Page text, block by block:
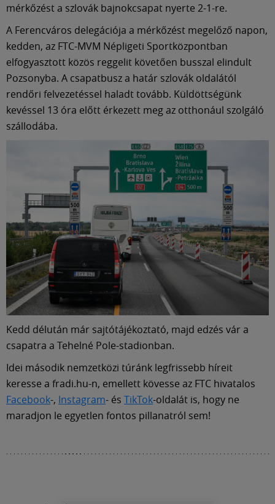
mérkőzést a szlovák bajnokcsapat nyerte 2-1-re.
A Ferencváros delegációja a mérkőzést megelőző napon,
kedden, az FTC-MVM Népligeti Sportközpontban
elfogyasztott közös reggelit követően busszal elindult
Pozsonyba. A csapatbusz a határ szlovák oldalától
rendőri felvezetéssel haladt tovább. Küldöttségünk
kevéssel 13 óra előtt érkezett meg az otthonául szolgáló
szállodába.
Kedd délután már sajtótájékoztató, majd edzés vár a
csapatra a Tehelné Pole-stadionban.
Idei második nemzetközi túránk legfrissebb híreit
keresse a fradi.hu-n, emellett kövesse az FTC hivatalos
Facebook-, Instagram- és TikTok-oldalát is, hogy ne
maradjon le egyetlen fontos pillanatról sem!
English